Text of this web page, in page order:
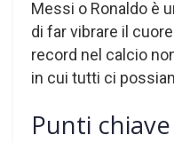
Messi o Ronaldo è
di far vibrare il
record nel calcio
in cui tutti ci
Punti chiave